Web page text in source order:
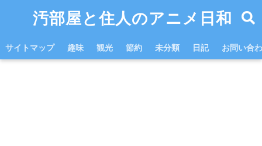
汚部屋と住人のアニメ日和
サイトマップ 趣味 観光 節約 未分類 日記 お問い合